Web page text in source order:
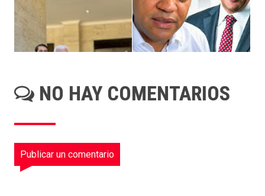
NO HAY COMENTARIOS
Publicar un comentario